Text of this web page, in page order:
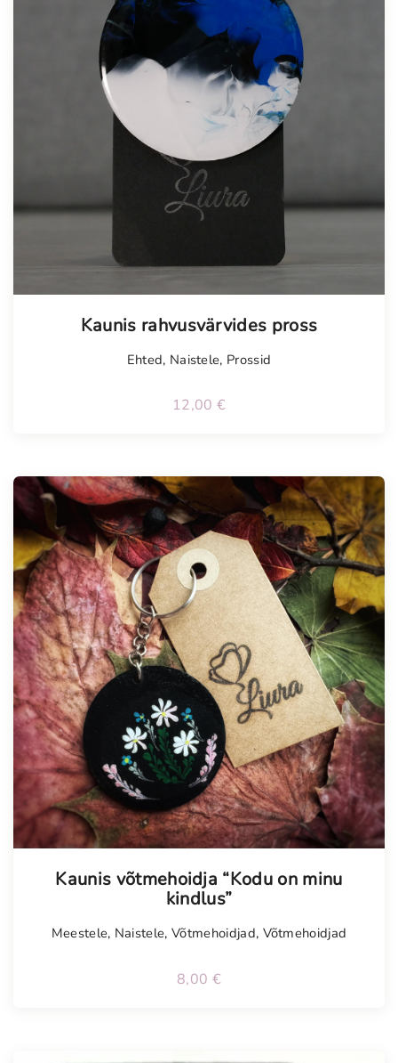
i
1
0
0
€
.
s
:
7
,
0
0
€
.
Kaunis rahvusvärvides pross
Ehted, Naistele, Prossid
12,00 €
Kaunis võtmehoidja “Kodu on minu
kindlus”
Meestele, Naistele,Võtmehoidjad, Võtmehoidjad
8,00 €